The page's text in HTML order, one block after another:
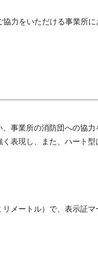
力をいただける事業所
事業所の消防団への協力
表現し、また、ハート
メートル）で、表示証マ